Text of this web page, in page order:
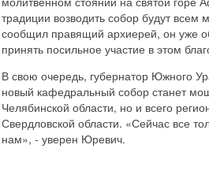
традиции возводить собор будут всем
сообщил правящий архиерей, он уже
принять посильное участие в этом
В свою очередь, губернатор Южного
новый кафедральный собор станет
Челябинской области, но и всего
Свердловской области. «Сейчас все
нам», - уверен Юревич.